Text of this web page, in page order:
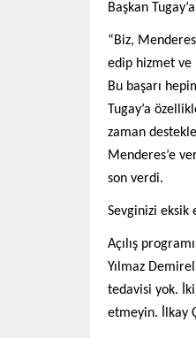
Başkan
“Biz,
edip hizmet ve
Bu başarı
Tugay’a
zaman
Menderes’e
son verdi.
Sevginizi eksik
Açılış
Yılmaz
tedavisi yok.
etmeyin. İlkay